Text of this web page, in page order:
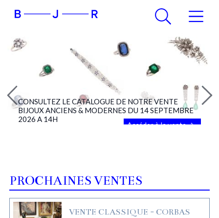
CONSULTEZ LE CATALOGUE DE NOTRE VENTE
BIJOUX ANCIENS & MODERNES DU 14 SEPTEMBRE
2026 A 14H
Accéder à la vente
PROCHAINES VENTES
VENTE CLASSIQUE - CORBAS